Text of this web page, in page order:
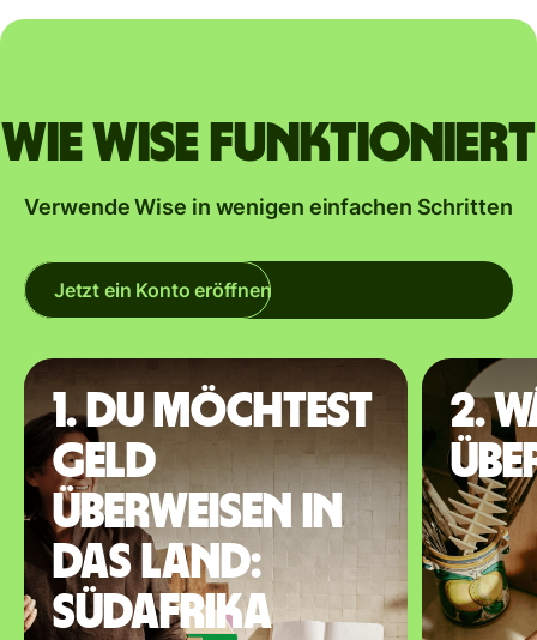
Wie Wise funktioniert
Verwende Wise in wenigen einfachen Schritten
Jetzt ein Konto eröffnen
1. Du möchtest
Geld
überweisen in
das Land:
Südafrika
2.